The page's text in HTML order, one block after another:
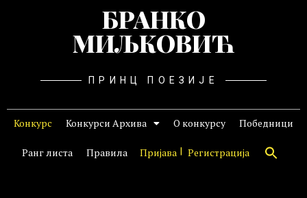
БРАНКО
МИЉКОВИЋ
ПРИНЦ ПОЕЗИЈЕ
Конкурс Конкурси Архива О конкурсу Победници
Ранг листа Правила Пријава Регистрација